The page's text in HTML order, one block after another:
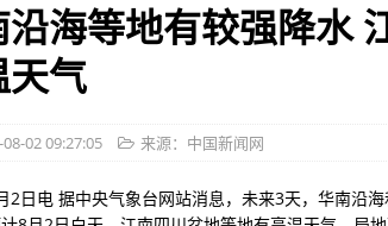
因
对抗
响起！
沿海等地有较强降水
天气
02 09:27:05 来源：中国新闻网
2日电 据中央气象台网站消息，未来3天，华南沿